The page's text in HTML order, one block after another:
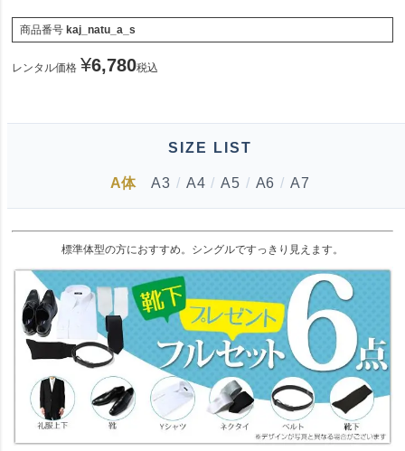
商品番号 kaj_natu_a_s
レンタル価格 ¥6,780税込
SIZE LIST
A体 A3 / A4 / A5 / A6 / A7
標準体型の方におすすめ。シングルですっきり見えます。